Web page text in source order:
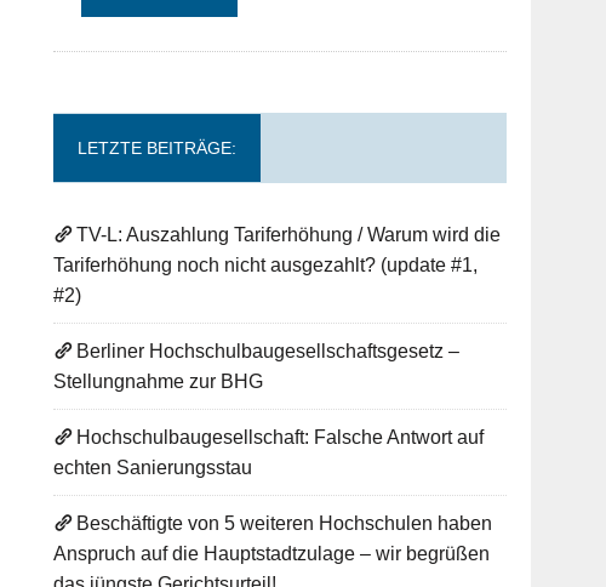
LETZTE BEITRÄGE:
TV-L: Auszahlung Tariferhöhung / Warum wird die
Tariferhöhung noch nicht ausgezahlt? (update #1,
#2)
Berliner Hochschulbaugesellschaftsgesetz –
Stellungnahme zur BHG
Hochschulbaugesellschaft: Falsche Antwort auf
echten Sanierungsstau
Beschäftigte von 5 weiteren Hochschulen haben
Anspruch auf die Hauptstadtzulage – wir begrüßen